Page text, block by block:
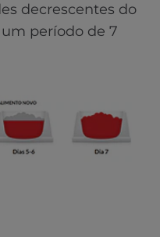
decrescentes do
período de 7